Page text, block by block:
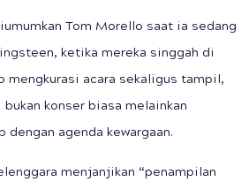
Tom Morello saat ia sedang
ketika mereka singgah di
mengkurasi acara sekaligus tampil,
konser biasa melainkan
dengan agenda kewargaan.
menjanjikan “penampilan